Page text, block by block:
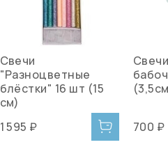
Свечи
"Разноцветные
блёстки" 16 шт (15
см)
1 595 ₽
700 ₽